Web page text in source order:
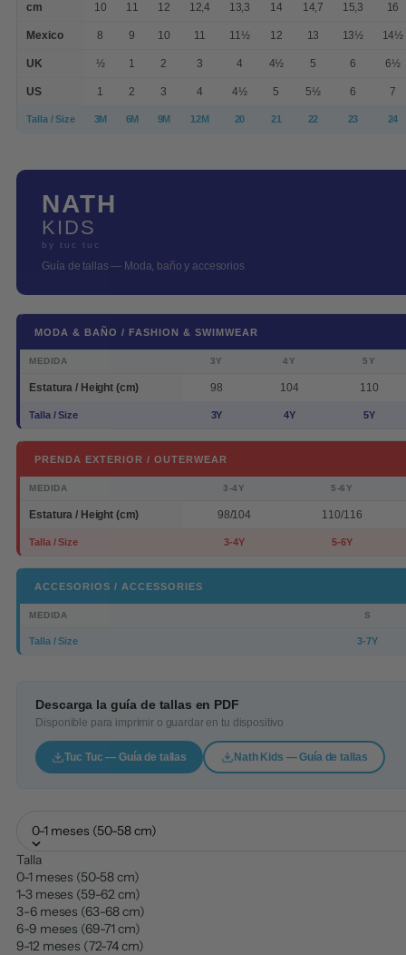
cm 10 11 12 12,4 13,3 14 14,7 15,3 16
Mexico 8 9 10 11 11½ 12 13 13½ 14½
UK ½ 1 2 3 4 4½ 5 6 6½
US 1 2 3 4 4½ 5 5½ 6 7
Talla / Size 3M 6M 9M 12M 20 21 22 23 24
NATH
KIDS
by tuc tuc
Guía de tallas — Moda, baño y accesorios
MODA & BAÑO / FASHION & SWIMWEAR
MEDIDA 3Y 4Y 5Y
Estatura / Height (cm) 98 104 110
Talla / Size 3Y 4Y 5Y
PRENDA EXTERIOR / OUTERWEAR
MEDIDA 3-4Y 5-6Y
Estatura / Height (cm) 98/104 110/116
Talla / Size 3-4Y 5-6Y
ACCESORIOS / ACCESSORIES
MEDIDA S
Talla / Size 3-7Y
Descarga la guía de tallas en PDF
Disponible para imprimir o guardar en tu dispositivo
Tuc Tuc — Guía de tallas Nath Kids — Guía de tallas
0-1 meses (50-58 cm)
Talla
0-1 meses (50-58 cm)
1-3 meses (59-62 cm)
3-6 meses (63-68 cm)
6-9 meses (69-71 cm)
9-12 meses (72-74 cm)